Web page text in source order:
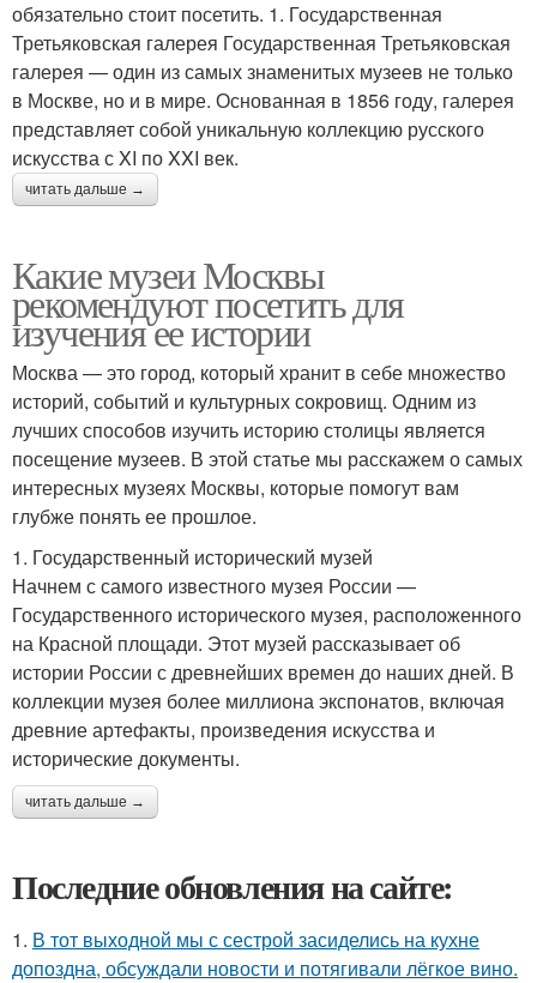
обязательно стоит посетить. 1. Государственная
Третьяковская галерея Государственная Третьяковская
галерея — один из самых знаменитых музеев не только
в Москве, но и в мире. Основанная в 1856 году, галерея
представляет собой уникальную коллекцию русского
искусства с XI по XXI век.
читать дальше →
Какие музеи Москвы
рекомендуют посетить для
изучения ее истории
Москва — это город, который хранит в себе множество
историй, событий и культурных сокровищ. Одним из
лучших способов изучить историю столицы является
посещение музеев. В этой статье мы расскажем о самых
интересных музеях Москвы, которые помогут вам
глубже понять ее прошлое.
1. Государственный исторический музей
Начнем с самого известного музея России —
Государственного исторического музея, расположенного
на Красной площади. Этот музей рассказывает об
истории России с древнейших времен до наших дней. В
коллекции музея более миллиона экспонатов, включая
древние артефакты, произведения искусства и
исторические документы.
читать дальше →
Последние обновления на сайте:
1. В тот выходной мы с сестрой засиделись на кухне
допоздна, обсуждали новости и потягивали лёгкое вино.